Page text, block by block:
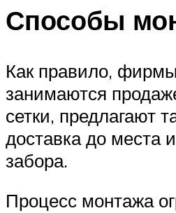
Способы
Как правило,
занимаются
сетки, предлагают
доставка до места
забора.
Процесс монтажа